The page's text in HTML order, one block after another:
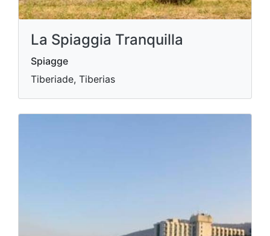
La Spiaggia Tranquilla
Spiagge
Tiberiade, Tiberias